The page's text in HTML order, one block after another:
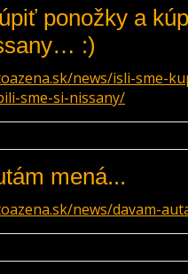
ponožky a
:)
news/isli-sme-
sme-si-nissany/
mená...
news/davam-